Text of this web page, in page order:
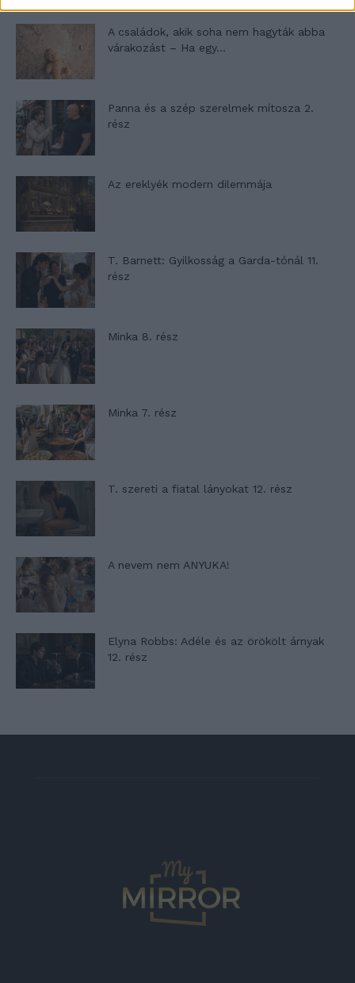
A családok, akik soha nem hagyták abba
várakozást – Ha egy...
Panna és a szép szerelmek mítosza 2.
rész
Az ereklyék modern dilemmája
T. Barnett: Gyilkosság a Garda-tónál 11.
rész
Minka 8. rész
Minka 7. rész
T. szereti a fiatal lányokat 12. rész
A nevem nem ANYUKA!
Elyna Robbs: Adéle és az örökölt árnyak
12. rész